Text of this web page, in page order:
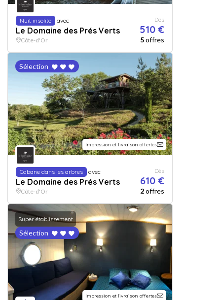
Nuit insolite avec
Le Domaine des Prés Verts
Dès
510 €
Côte-d'Or 5offres
Sélection
Impression et livraison offertes
Cabane dans les arbres avec
Le Domaine des Prés Verts
Dès
610 €
Côte-d'Or 2offres
Super établissement
Sélection
Impression et livraison offertes